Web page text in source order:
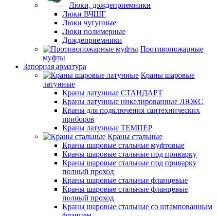
Люки, дождеприемники
Люки ВЧШГ
Люки чугунные
Люки полимерные
Дождеприемники
Противопожарные
муфты
Запорная арматура
Краны шаровые
латунные
Краны латунные СТАНДАРТ
Краны латунные никелированные ЛЮКС
Краны для подключения сантехнических
приборов
Краны латунные ТЕМПЕР
Краны стальные
Краны шаровые стальные муфтовые
Краны шаровые стальные под приварку
Краны шаровые стальные под приварку
полный проход
Краны шаровые стальные фланцевые
Краны шаровые стальные фланцевые
полный проход
Краны шаровые стальные со штампованным